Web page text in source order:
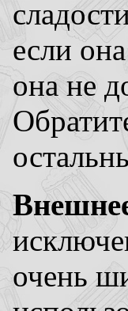
если
она не
очень